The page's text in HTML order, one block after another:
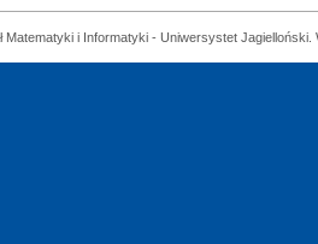
Matematyki i Informatyki - Uniwersystet